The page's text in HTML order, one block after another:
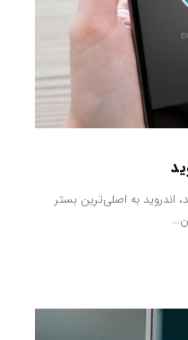
اندروید به اصلی‌ترین بستر